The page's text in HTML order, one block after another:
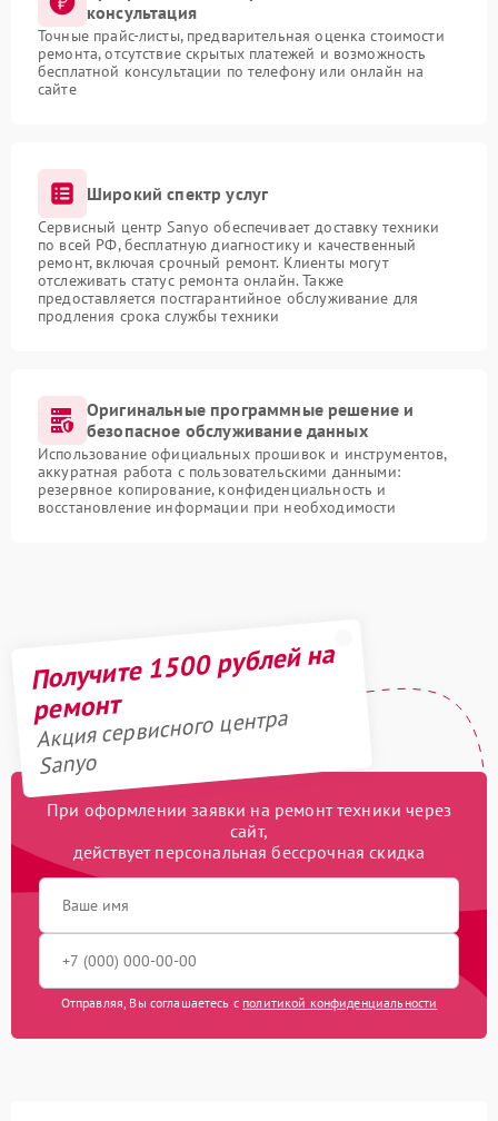
консультация
Точные прайс-листы, предварительная оценка стоимости
ремонта, отсутствие скрытых платежей и возможность
бесплатной консультации по телефону или онлайн на
сайте
Широкий спектр услуг
Сервисный центр Sanyo обеспечивает доставку техники
по всей РФ, бесплатную диагностику и качественный
ремонт, включая срочный ремонт. Клиенты могут
отслеживать статус ремонта онлайн. Также
предоставляется постгарантийное обслуживание для
продления срока службы техники
Оригинальные программные решение и
безопасное обслуживание данных
Использование официальных прошивок и инструментов,
аккуратная работа с пользовательскими данными:
резервное копирование, конфиденциальность и
восстановление информации при необходимости
Получите 1500 рублей на
ремонт
Акция сервисного центра
Sanyo
При оформлении заявки на ремонт техники через
сайт,
действует персональная бессрочная скидка
Отправляя, Вы соглашаетесь с политикой конфиденциальности